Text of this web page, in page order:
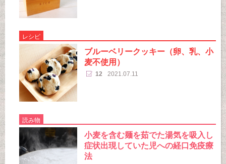
レシピ
ブルーベリークッキー（卵、乳、小
麦不使用）
12 2021.07.11
読み物
小麦を含む麺を茹でた湯気を吸入し
症状出現していた児への経口免疫療
法